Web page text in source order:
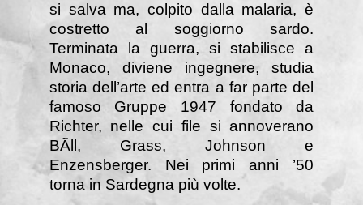
si salva ma, colpito dalla malaria, è
costretto al soggiorno sardo.
Terminata la guerra, si stabilisce a
Monaco, diviene ingegnere, studia
storia dell’arte ed entra a far parte del
famoso Gruppe 1947 fondato da
Richter, nelle cui file si annoverano
BÃll, Grass, Johnson e
Enzensberger. Nei primi anni ’50
torna in Sardegna più volte.